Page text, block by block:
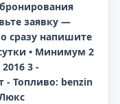
заявку —
сразу напишите
• Минимум 2
3 -
- Топливо: benzin